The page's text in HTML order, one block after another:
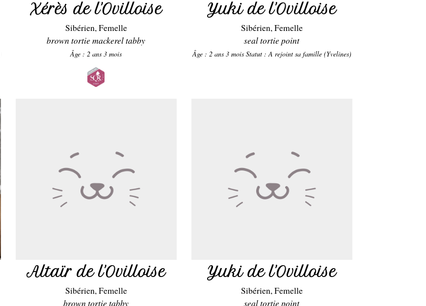
Xérès de l'Ovilloise
Sibérien, Femelle
brown tortie mackerel tabby
Âge : 2 ans 3 mois
Yuki de l'Ovilloise
Sibérien, Femelle
seal tortie point
Âge : 2 ans 3 mois Statut : A rejoint sa famille (Yvelines)
Altaïr de l'Ovilloise
Sibérien, Femelle
brown tortie tabby
Yuki de l'Ovilloise
Sibérien, Femelle
seal tortie point